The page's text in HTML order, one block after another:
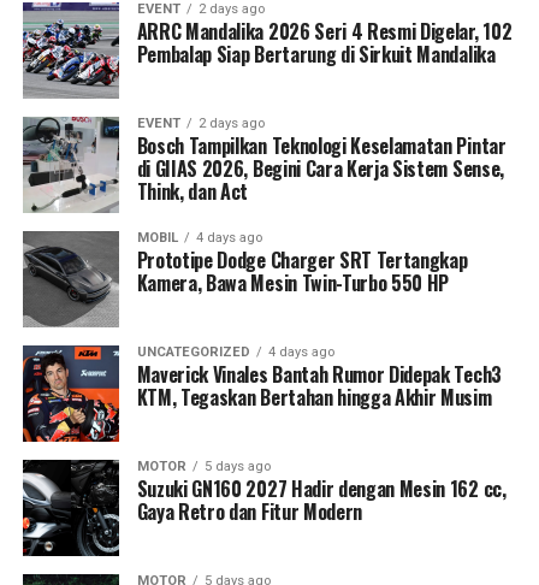
EVENT 2 days ago
ARRC Mandalika 2026 Seri 4 Resmi Digelar, 102
Pembalap Siap Bertarung di Sirkuit Mandalika
EVENT 2 days ago
Bosch Tampilkan Teknologi Keselamatan Pintar
di GIIAS 2026, Begini Cara Kerja Sistem Sense,
Think, dan Act
MOBIL 4 days ago
Prototipe Dodge Charger SRT Tertangkap
Kamera, Bawa Mesin Twin-Turbo 550 HP
UNCATEGORIZED 4 days ago
Maverick Vinales Bantah Rumor Didepak Tech3
KTM, Tegaskan Bertahan hingga Akhir Musim
MOTOR 5 days ago
Suzuki GN160 2027 Hadir dengan Mesin 162 cc,
Gaya Retro dan Fitur Modern
MOTOR 5 days ago